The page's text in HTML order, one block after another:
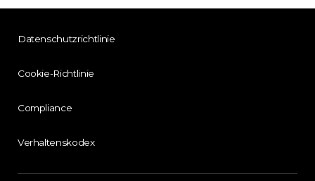
Datenschutzrichtlinie
Cookie-Richtlinie
Compliance
Verhaltenskodex